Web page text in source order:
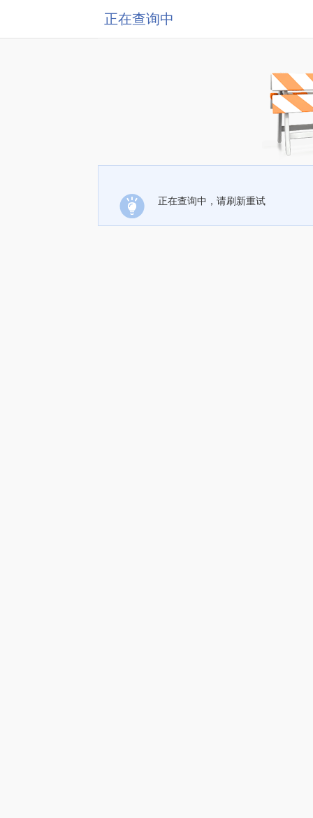
正在查询中
正在查询中，请刷新重试